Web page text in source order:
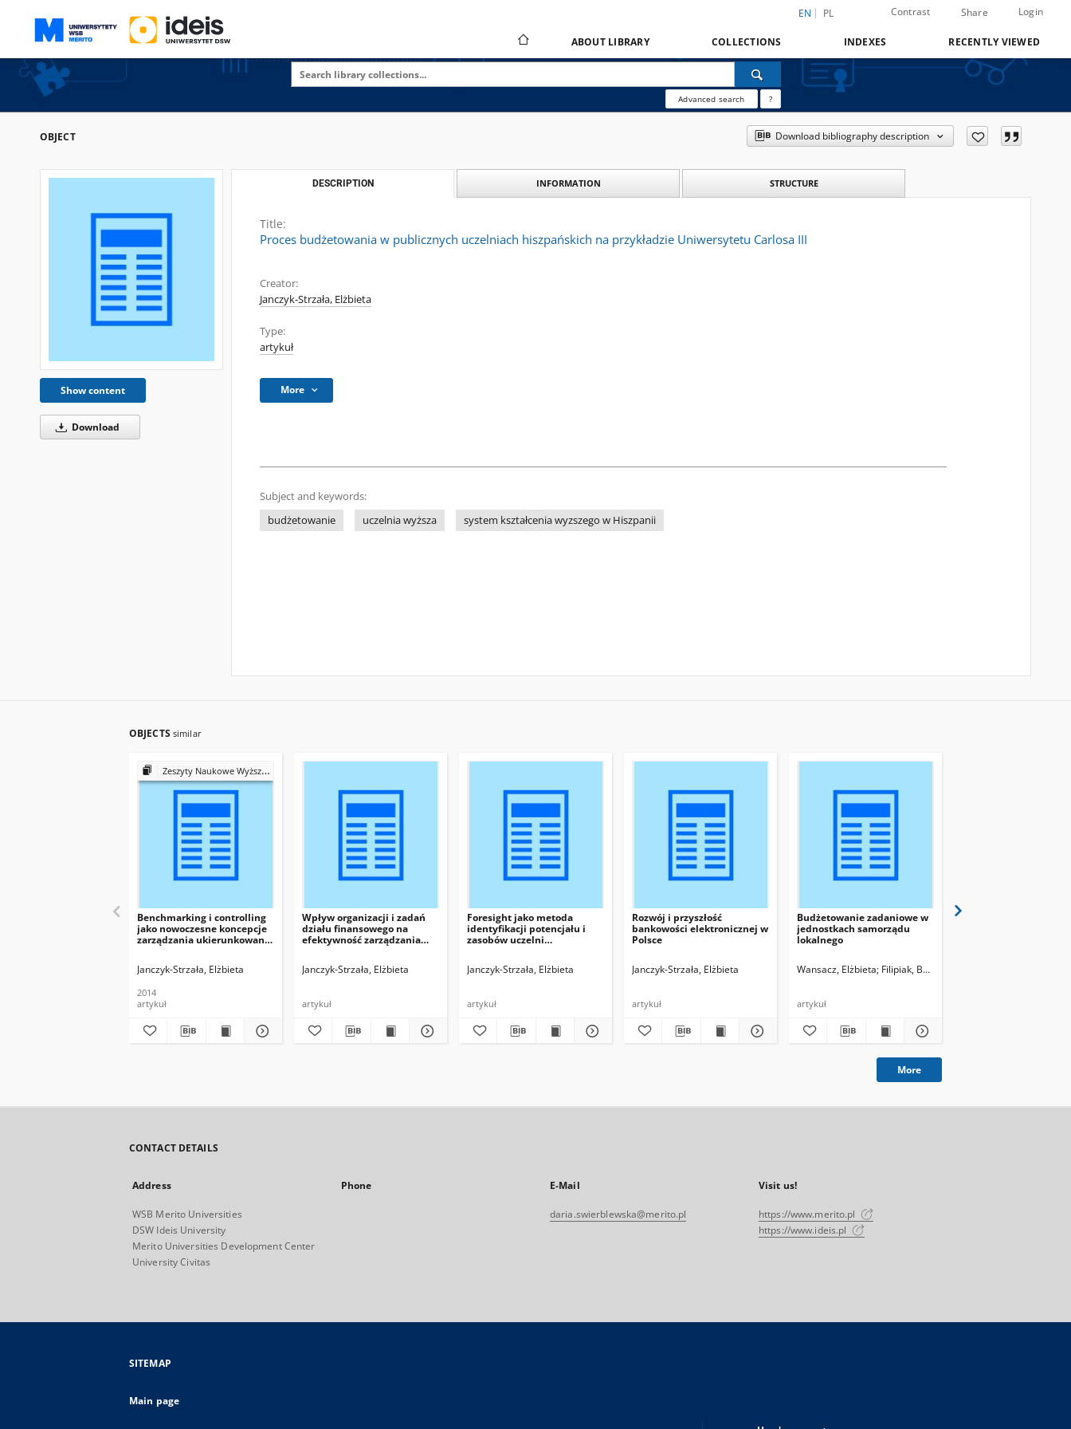
EN PL Contrast Share Login
ABOUT LIBRARY COLLECTIONS INDEXES RECENTLY VIEWED
Advanced search ?
OBJECT Download bibliography description
Show content
Download
DESCRIPTION INFORMATION STRUCTURE
Title:
Proces budżetowania w publicznych uczelniach hiszpańskich na przykładzie Uniwersytetu Carlosa III
Creator:
Janczyk-Strzała, Elżbieta
Type:
artykuł
More
Subject and keywords:
budżetowanie
uczelnia wyższa system kształcenia wyzszego w Hiszpanii
OBJECTS similar
Zeszyty Naukowe Wyższej Szkoły Bankowej we Wrocławiu
Benchmarking i controlling
jako nowoczesne koncepcje
zarządzania ukierunkowane
funkcjonowania uczelni
niepublicznej
Janczyk-Strzała, Elżbieta
2014
artykuł
Wpływ organizacji i zadań
działu finansowego na
efektywność zarządzania
Janczyk-Strzała, Elżbieta
artykuł
Foresight jako metoda
identyfikacji potencjału i
zasobów uczelni
Janczyk-Strzała, Elżbieta
artykuł
Rozwój i przyszłość
bankowości elektronicznej w
Polsce
Janczyk-Strzała, Elżbieta
artykuł
Budżetowanie zadaniowe w
jednostkach samorządu
lokalnego
Wansacz, Elżbieta Filipiak, Beata, red.
artykuł
More
CONTACT DETAILS
Address
WSB Merito Universities
DSW Ideis University
Merito Universities Development Center
University Civitas
Phone E-Mail
daria.swierblewska@merito.pl
Visit us!
https://www.merito.pl
https://www.ideis.pl
SITEMAP
Main page